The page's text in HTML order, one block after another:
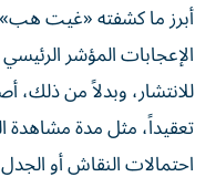
أبرز ما كشفته «غيت هب»
الإعجابات المؤشر
للانتشار، وبدلاً من
تعقيداً، مثل مدة مشاهدة
احتمالات النقاش أو